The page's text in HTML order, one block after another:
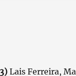
Lais Ferreira,